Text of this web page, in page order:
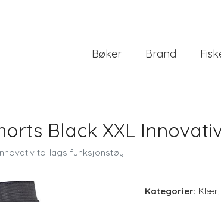
Bøker Brand
Black XXL
to-lags funksjonstøy
Kategorier: Klær,